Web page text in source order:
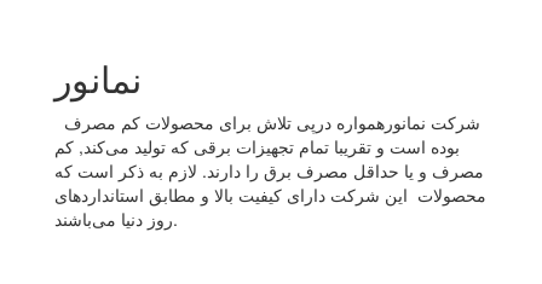
نمانور
بوده است و تقریبا تمام تجهیزات برقی که تولید می‌کند, کم
مصرف و یا حداقل مصرف برق را دارند. لازم به ذکر است که
محصولات این شرکت دارای کیفیت بالا و مطابق استانداردهای
روز دنیا می‌باشند.